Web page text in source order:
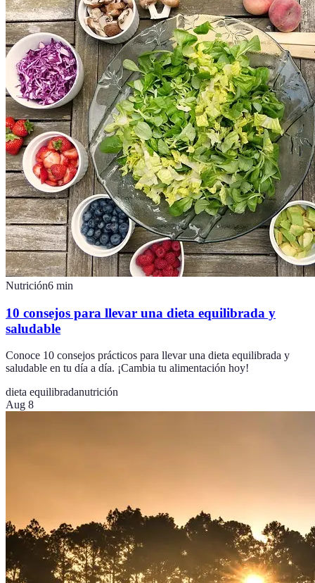
Nutrición6 min
10 consejos para llevar una dieta equilibrada y
saludable
Conoce 10 consejos prácticos para llevar una dieta equilibrada y
saludable en tu día a día. ¡Cambia tu alimentación hoy!
dieta equilibradanutrición
Aug 8